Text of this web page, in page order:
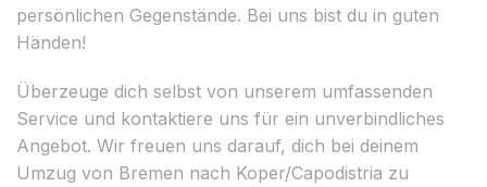
persönlichen Gegenstände. Bei uns bist du in guten
Händen!
Überzeuge dich selbst von unserem umfassenden
Service und kontaktiere uns für ein unverbindliches
Angebot. Wir freuen uns darauf, dich bei deinem
Umzug von Bremen nach Koper/Capodistria zu